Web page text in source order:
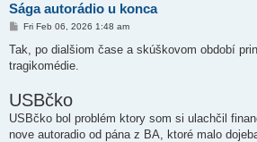
n
e
Sága autorádio u konca
P
s
Fri Feb 06, 2026 1:48 am
Tak, po dialšiom čase a skúškovom období
tragikomédie.
USBčko
USBčko bol problém ktory som si ulachčil
nove autoradio od pána z BA, ktoré malo